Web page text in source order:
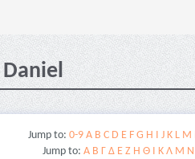
Jump to: 0-9 A B C D E F G H I J K L M
Jump to: Α Β Γ Δ Ε Ζ Η Θ Ι Κ Λ Μ Ν